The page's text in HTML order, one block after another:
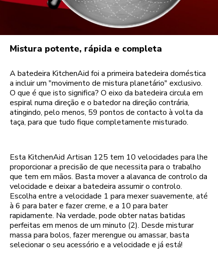
Mistura potente, rápida e completa
A batedeira KitchenAid foi a primeira batedeira doméstica
a incluir um "movimento de mistura planetário" exclusivo.
O que é que isto significa? O eixo da batedeira circula em
espiral numa direção e o batedor na direção contrária,
atingindo, pelo menos, 59 pontos de contacto à volta da
taça, para que tudo fique completamente misturado.
Esta KitchenAid Artisan 125 tem 10 velocidades para lhe
proporcionar a precisão de que necessita para o trabalho
que tem em mãos. Basta mover a alavanca de controlo da
velocidade e deixar a batedeira assumir o controlo.
Escolha entre a velocidade 1 para mexer suavemente, até
à 6 para bater e fazer creme, e a 10 para bater
rapidamente. Na verdade, pode obter natas batidas
perfeitas em menos de um minuto (2). Desde misturar
massa para bolos, fazer merengue ou amassar, basta
selecionar o seu acessório e a velocidade e já está!